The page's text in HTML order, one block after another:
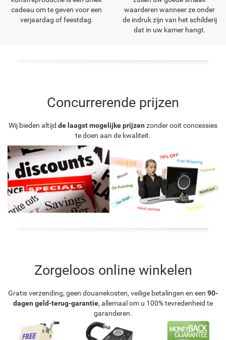
cadeau om te geven voor een
verjaardag of feestdag.
waarderen wanneer ze onder
de indruk zijn van het schilderij
dat in uw kamer hangt.
Concurrerende prijzen
Wij bieden altijd de laagst mogelijke prijzen zonder ooit concessies
te doen aan de kwaliteit.
Zorgeloos online winkelen
Gratis verzending, geen douanekosten, veilige betalingen en een 90-
dagen geld-terug-garantie, allemaal om u 100% tevredenheid te
garanderen.